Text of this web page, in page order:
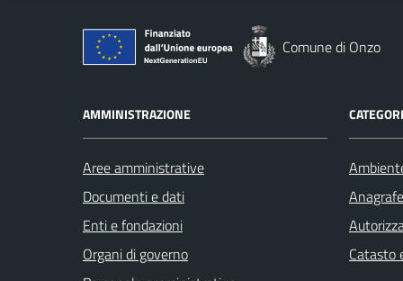
Comune di Onzo
AMMINISTRAZIONE
Aree amministrative
Documenti e dati
Enti e fondazioni
Organi di governo
Catasto